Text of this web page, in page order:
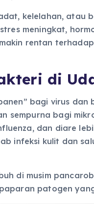
kelelahan, atau
meningkat,
rentan
di
bagi virus
sempurna bagi
dan diare
infeksi kulit dan
di musim
patogen